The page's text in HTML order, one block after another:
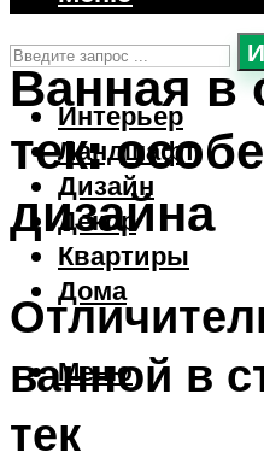
Интерьер
Ландшафт
Дизайн
Декор
Квартиры
Дома
Меню
Ванная в
тек:
дизайна
ванной в
тек